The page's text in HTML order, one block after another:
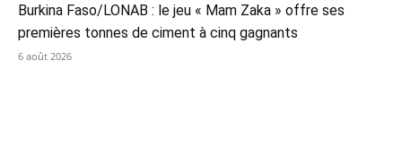
Burkina Faso/LONAB : le jeu « Mam Zaka » offre ses
premières tonnes de ciment à cinq gagnants
6 août 2026